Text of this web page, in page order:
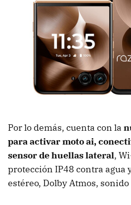
Por lo demás, cuenta con la n
para activar moto ai,
sensor de huellas lateral,
protección IP48 contra agua
estéreo, Dolby Atmos, sonido